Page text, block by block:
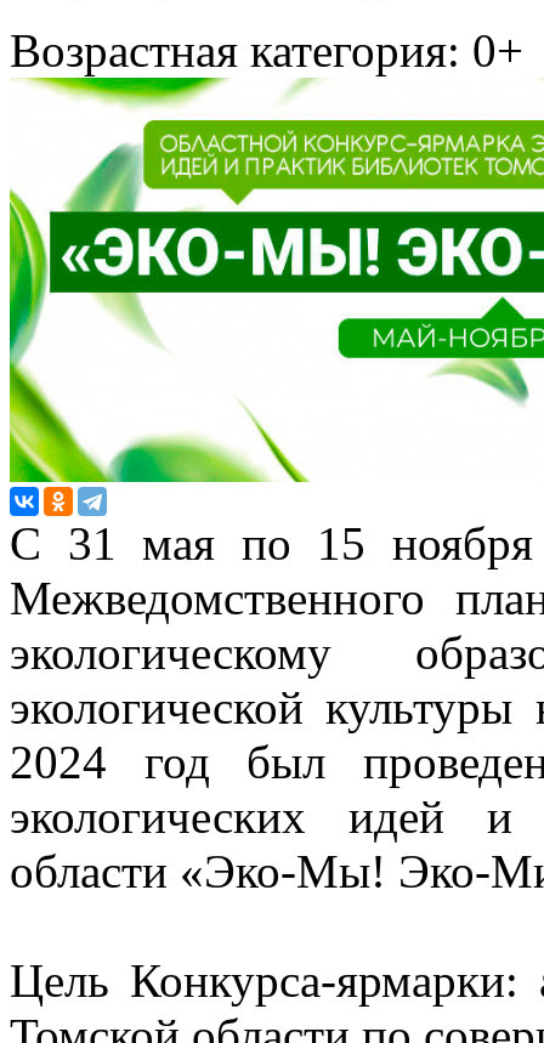
Возрастная категория: 0+
С 31 мая по 15 ноября
Межведомственного
экологическому
экологической
2024 год был
экологических идей и
области «Эко-Мы! Эко-
Цель Конкурса-ярмарки: